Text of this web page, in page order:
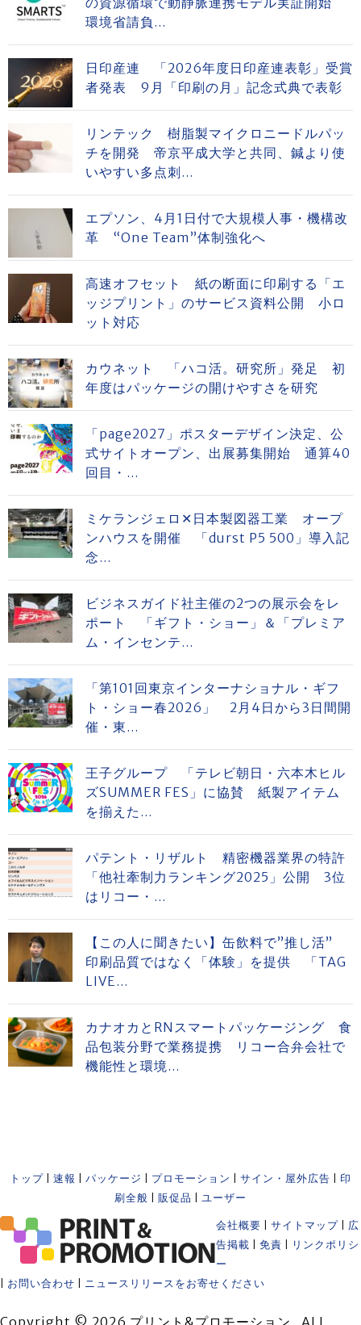
環境省請負...
日印産連 「2026年度日印産連表彰」受賞
者発表 9月「印刷の月」記念式典で表彰
リンテック 樹脂製マイクロニードルパッ
チを開発 帝京平成大学と共同、鍼より使
いやすい多点刺...
エプソン、4月1日付で大規模人事・機構改
革 “One Team”体制強化へ
高速オフセット 紙の断面に印刷する「エ
ッジプリント」のサービス資料公開 小ロ
ット対応
カウネット 「ハコ活。研究所」発足 初
年度はパッケージの開けやすさを研究
「page2027」ポスターデザイン決定、公
式サイトオープン、出展募集開始 通算40
回目・...
ミケランジェロ✕日本製図器工業 オープ
ンハウスを開催 「durst P5 500」導入記
念...
ビジネスガイド社主催の2つの展示会をレ
ポート 「ギフト・ショー」＆「プレミア
ム・インセンテ...
「第101回東京インターナショナル・ギフ
ト・ショー春2026」 2月4日から3日間開
催・東...
王子グループ 「テレビ朝日・六本木ヒル
ズSUMMER FES」に協賛 紙製アイテム
を揃えた...
パテント・リザルト 精密機器業界の特許
「他社牽制力ランキング2025」公開 3位
はリコー・...
【この人に聞きたい】缶飲料で”推し活”
印刷品質ではなく「体験」を提供 「TAG
LIVE...
カナオカとRNスマートパッケージング 食
品包装分野で業務提携 リコー合弁会社で
機能性と環境...
トップ 速報 パッケージ プロモーション サイン・屋外広告
印
刷全般
販促品 ユーザー
会社概要 サイトマップ
広
告掲載
免責
リンクポリシ
ー
お問い合わせ ニュースリリースをお寄せください
Copyright © 2026 プリント&プロモーション . ALL